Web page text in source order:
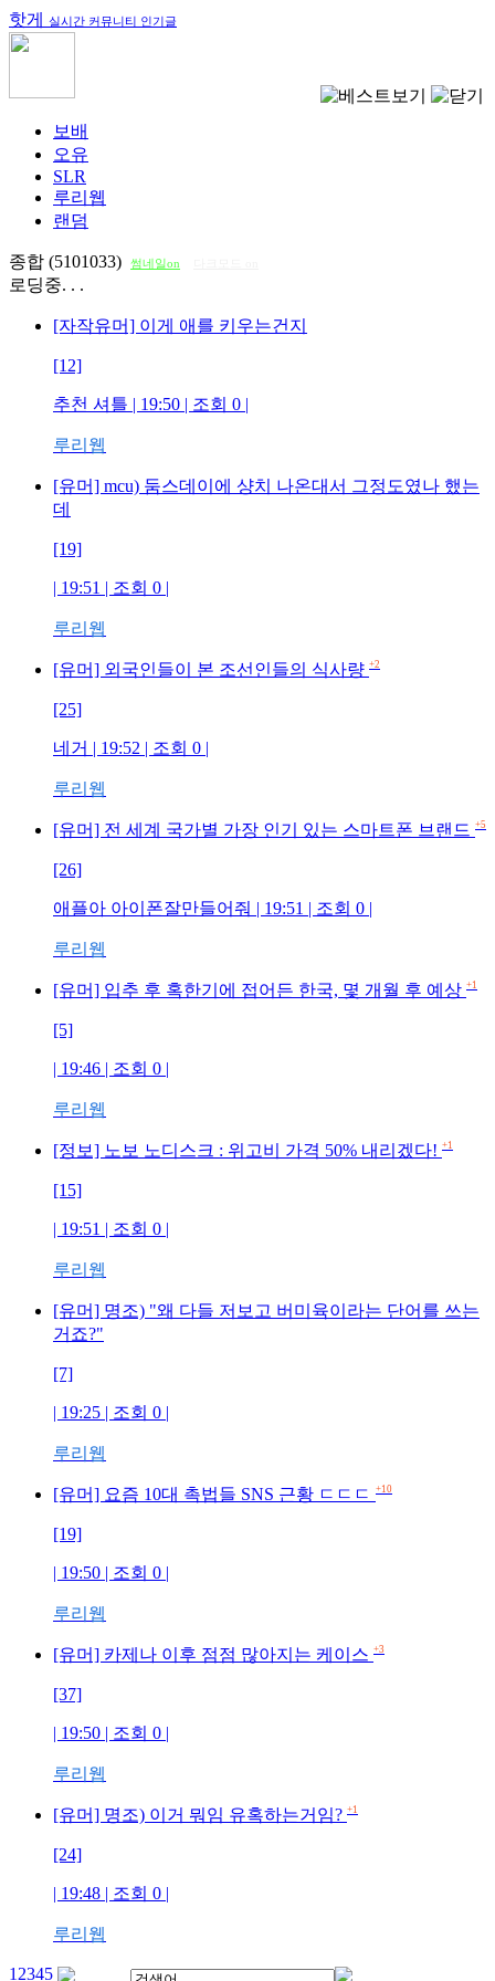
핫게 실시간 커뮤니티 인기글
보배
오유
SLR
루리웹
랜덤
종합 (5101033) 썸네일on
로딩중. . .
[자작유머] 이게 애를 키우는건지
[12]
추천 셔틀 | 19:50 | 조회 0 |
루리웹
[유머] mcu) 둠스데이에 샹치 나온대서 그정도였나 했는
데
[19]
| 19:51 | 조회 0 |
루리웹
[유머] 외국인들이 본 조선인들의 식사량 +2
[25]
네거 | 19:52 | 조회 0 |
루리웹
[유머] 전 세계 국가별 가장 인기 있는 스마트폰 브랜드 +5
[26]
애플아 아이폰잘만들어줘 | 19:51 | 조회 0 |
루리웹
[유머] 입추 후 혹한기에 접어든 한국, 몇 개월 후 예상 +1
[5]
| 19:46 | 조회 0 |
루리웹
[정보] 노보 노디스크 : 위고비 가격 50% 내리겠다! +1
[15]
| 19:51 | 조회 0 |
루리웹
[유머] 명조) "왜 다들 저보고 버미육이라는 단어를 쓰는
거죠?"
[7]
| 19:25 | 조회 0 |
루리웹
[유머] 요즘 10대 촉법들 SNS 근황 ㄷㄷㄷ +10
[19]
| 19:50 | 조회 0 |
루리웹
[유머] 카제나 이후 점점 많아지는 케이스 +3
[37]
| 19:50 | 조회 0 |
루리웹
[유머] 명조) 이거 뭐임 유혹하는거임? +1
[24]
| 19:48 | 조회 0 |
루리웹
1 2345